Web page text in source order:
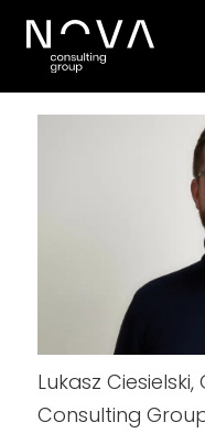
Lukasz
Consulting